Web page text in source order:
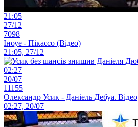
21:05
27/12
7098
Іноуе - Пікассо (Відео)
21:05, 27/12
02:27
20/07
11155
Олександр Усик - Даніель Дебуа. Відео
02:27, 20/07